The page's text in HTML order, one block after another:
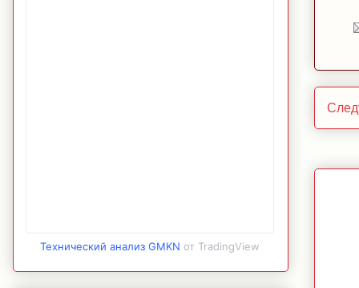
Технический анализ GMKN от TradingView